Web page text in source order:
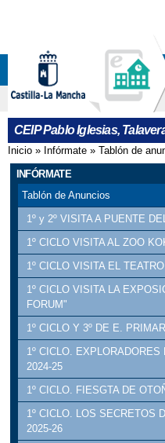
CEIP Pablo Iglesias,
Se encuentra
Inicio » Infórmate » Tablón de
INFÓRMATE
Tablón de Anuncios
1º y 2º VISITA A PUENTE
1º CICLO VISITA AL ZOO
1º CICLO VISITA EL
1º CICLO VISITA LA
FORUM"
1º CICLO Y 3º DE E.
1º CICLO. EXPLORADORES
2024-25
1º CICLO. FIESGTA DE
1º CICLO. LOS SECRETOS
2025-26